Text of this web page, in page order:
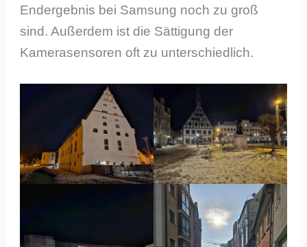
Endergebnis bei Samsung noch zu groß
sind. Außerdem ist die Sättigung der
Kamerasensoren oft zu unterschiedlich.